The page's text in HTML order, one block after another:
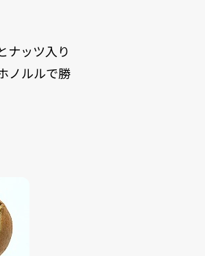
ナッツ入り
ノルルで勝